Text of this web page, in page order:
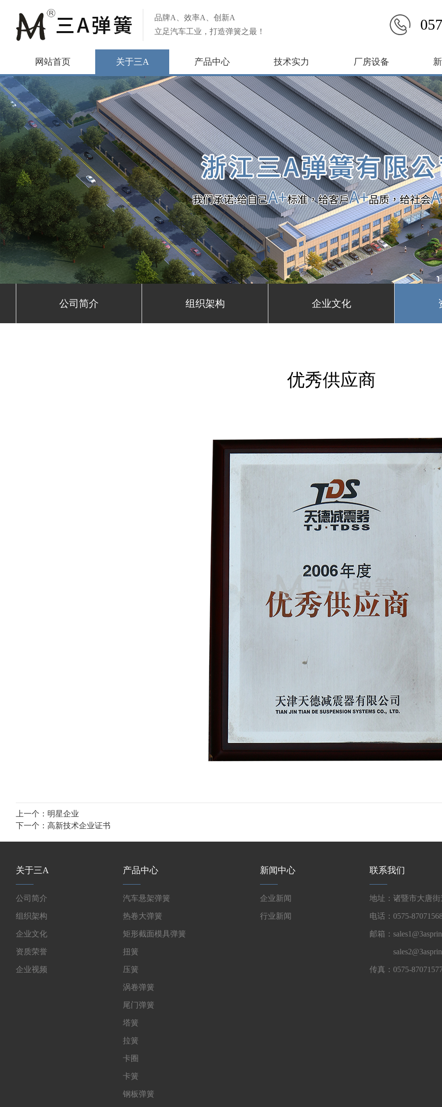
品牌A、效率A、创新A
立足汽车工业，打造弹簧之最！
网站首页 关于三A 产品中心 技术实力 厂房设备
公司简介 组织架构 企业文化
优秀供应商
上一个： 明星企业
下一个： 高新技术企业证书
关于三A
公司简介
组织架构
企业文化
资质荣誉
企业视频
产品中心
汽车悬架弹簧
热卷大弹簧
矩形截面模具弹簧
扭簧
压簧
涡卷弹簧
尾门弹簧
塔簧
拉簧
卡圈
卡簧
钢板弹簧
新闻中心
企业新闻
行业新闻
联系我们
地址：诸暨市大唐
电话：0575-
邮箱：
传真：0575-